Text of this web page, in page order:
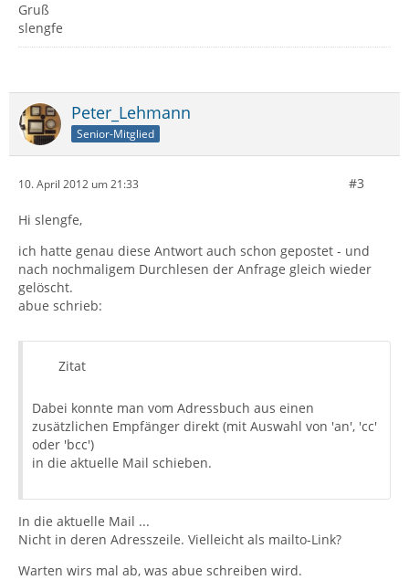
Gruß
slengfe
Peter_Lehmann
Senior-Mitglied
10. April 2012 um 21:33 #3
Hi slengfe,
ich hatte genau diese Antwort auch schon gepostet - und
nach nochmaligem Durchlesen der Anfrage gleich wieder
gelöscht.
abue schrieb:
Zitat
Dabei konnte man vom Adressbuch aus einen
zusätzlichen Empfänger direkt (mit Auswahl von 'an', 'cc'
oder 'bcc')
in die aktuelle Mail schieben.
In die aktuelle Mail ...
Nicht in deren Adresszeile. Vielleicht als mailto-Link?
Warten wirs mal ab, was abue schreiben wird.